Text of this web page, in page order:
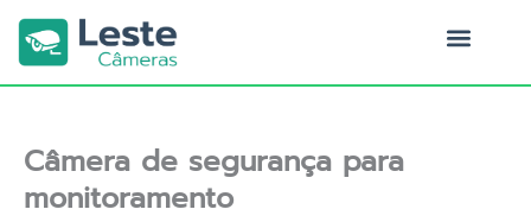
para
conteúdo
Câmera de segurança para
monitoramento